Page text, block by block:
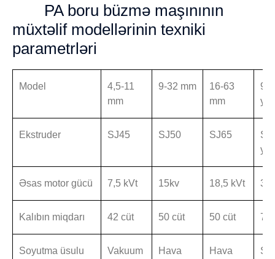
PA boru büzmə maşınının
müxtəlif modellərinin texniki
parametrləri
Model
4,5-11
mm
9-32 mm
16-63
mm
9-
Ekstruder SJ45 SJ50 SJ65
Əsas motor gücü 7,5 kVt 15kv 18,5 kVt
Kalıbın miqdarı 42 cüt 50 cüt 50 cüt 72
Soyutma üsulu
Vakuum
Hava
Hava